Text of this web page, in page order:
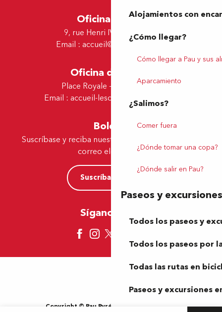
Alojamientos con
¿Cómo llegar?
Cómo llegar a Pau y sus
Aparcamiento
¿Salimos?
Comer fuera
¿Dónde tomar una copa?
¿Dónde salir en Pau?
Paseos y excursiones
Todos los paseos y
Todos los paseos por
Todas las rutas en
Paseos y excursiones
Oficina de Pau
9, rue Henri IV - 64000 Pau
Email : accueil@tourismepau.fr
Oficina de Lescar
Place Royale - 64230 Lescar
Email : accueil-lescar@tourismepau.fr
Boletín
Suscríbase y reciba nuestras ofertas y noticias por
correo electrónico
Suscríbase ahora
Síganos aquí
Copyright © Pau Pyrénées Tourisme 2024